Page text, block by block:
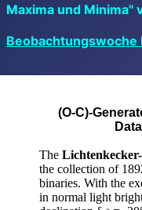
Maxima und Minima"
Beobachtungswoche